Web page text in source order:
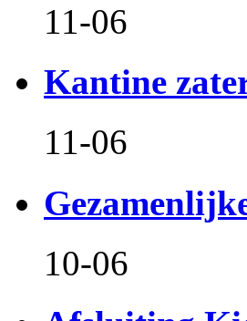
11-06
Kantine
11-06
10-06